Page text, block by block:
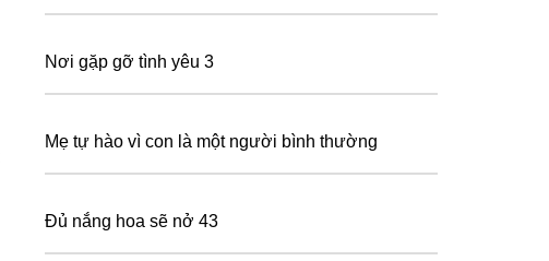
Nơi gặp gỡ tình yêu 3
Mẹ tự hào vì con là một người bình thường
Đủ nắng hoa sẽ nở 43